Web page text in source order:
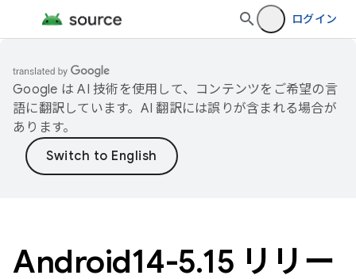
ログイン
Google は AI 技術を使用して、コンテンツをご希望の言
語に翻訳しています。AI 翻訳には誤りが含まれる場合が
あります。
Android14-5.15 リリー